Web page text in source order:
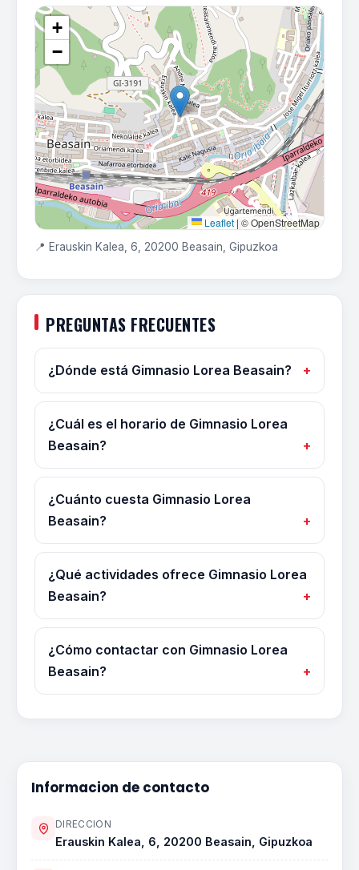
+
−
Leaflet | © OpenStreetMap
📍 Erauskin Kalea, 6, 20200 Beasain, Gipuzkoa
PREGUNTAS FRECUENTES
¿Dónde está Gimnasio Lorea Beasain?
¿Cuál es el horario de Gimnasio Lorea
Beasain?
¿Cuánto cuesta Gimnasio Lorea
Beasain?
¿Qué actividades ofrece Gimnasio Lorea
Beasain?
¿Cómo contactar con Gimnasio Lorea
Beasain?
Informacion de contacto
DIRECCION
Erauskin Kalea, 6, 20200 Beasain, Gipuzkoa